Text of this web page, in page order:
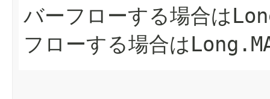
バーフローする場合は
フローする場合は